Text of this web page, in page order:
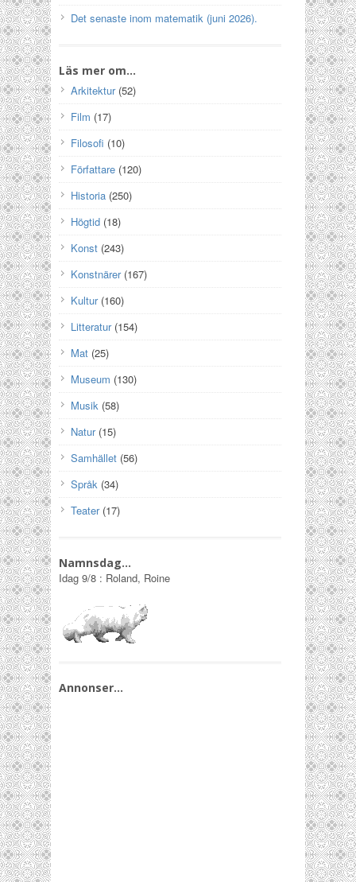
Det senaste inom matematik (juni 2026).
Läs mer om…
Arkitektur(52)
Film (17)
Filosofi (10)
Författare (120)
Historia (250)
Högtid (18)
Konst (243)
Konstnärer(167)
Kultur(160)
Litteratur(154)
Mat (25)
Museum (130)
Musik (58)
Natur(15)
Samhället (56)
Språk (34)
Teater(17)
Namnsdag…
Idag 9/8 : Roland, Roine
Annonser…